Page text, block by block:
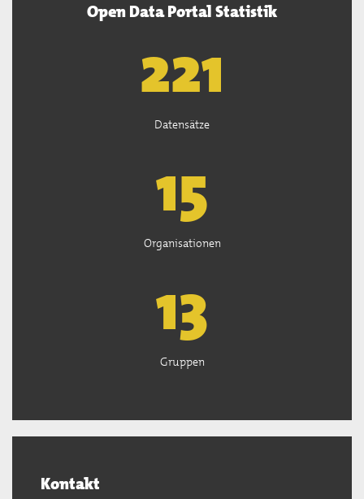
Open Data Portal Statistik
222
Datensätze
15
Organisationen
13
Gruppen
Kontakt